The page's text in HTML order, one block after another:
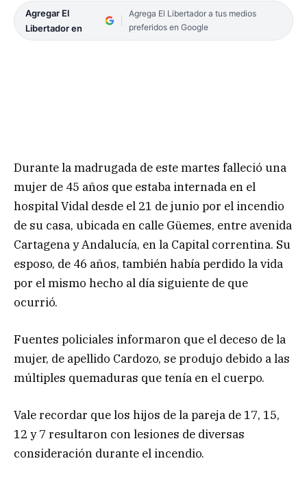
Agregar El
Libertador en
Agrega El Libertador a tus medios
preferidos en Google
Durante la madrugada de este martes falleció una
mujer de 45 años que estaba internada en el
hospital Vidal desde el 21 de junio por el incendio
de su casa, ubicada en calle Güemes, entre avenida
Cartagena y Andalucía, en la Capital correntina. Su
esposo, de 46 años, también había perdido la vida
por el mismo hecho al día siguiente de que
ocurrió.
Fuentes policiales informaron que el deceso de la
mujer, de apellido Cardozo, se produjo debido a las
múltiples quemaduras que tenía en el cuerpo.
Vale recordar que los hijos de la pareja de 17, 15,
12 y 7 resultaron con lesiones de diversas
consideración durante el incendio.